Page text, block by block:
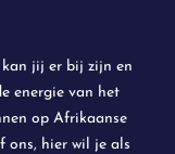
jij er bij zijn en
energie van het
op Afrikaanse
ons, hier wil je als